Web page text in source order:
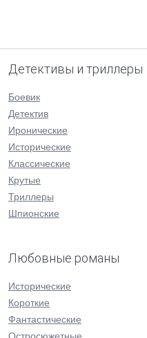
Детективы и триллеры
Боевик
Детектив
Иронические
Исторические
Классические
Крутые
Триллеры
Шпионские
Любовные романы
Исторические
Короткие
Фантастические